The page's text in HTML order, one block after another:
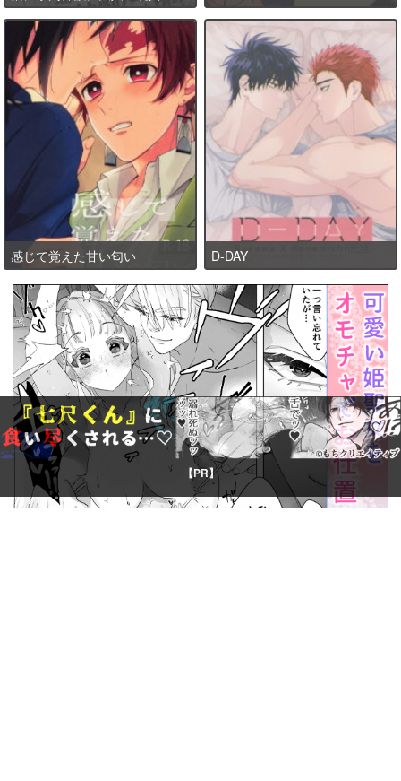
【PR】
感じて覚えた甘い匂い D-DAY